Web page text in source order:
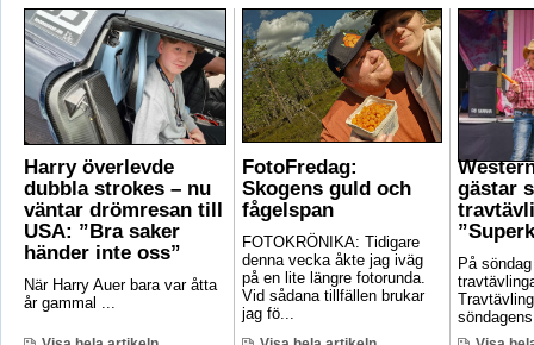
Harry överlevde
dubbla strokes – nu
väntar drömresan till
USA: ”Bra saker
händer inte oss”
När Harry Auer bara var åtta
år gammal ...
FotoFredag:
Skogens guld och
fågelspan
FOTOKRÖNIKA: Tidigare
denna vecka åkte jag iväg
på en lite längre fotorunda.
Vid sådana tillfällen brukar
jag fö...
gästar
På